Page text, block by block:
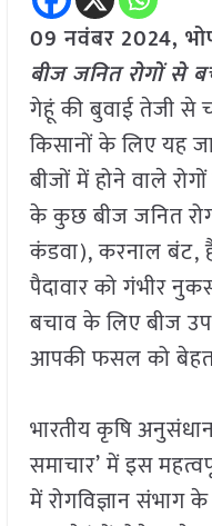
09 नवंबर 2024,
बीज जनित रोगों
गेहूं की बुवाई तेजी
किसानों के लिए यह
बीजों में होने वाले
के कुछ बीज जनित
कंडवा), करनाल बंट,
पैदावार को गंभीर
बचाव के लिए बीज
आपकी फसल को
भारतीय कृषि
समाचार’ में इस
में रोगविज्ञान संभाग